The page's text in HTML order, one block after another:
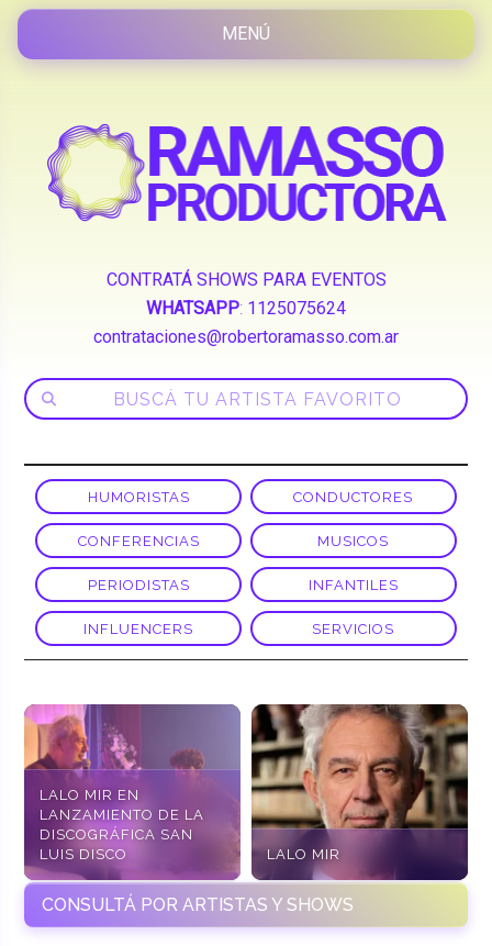
CONTRATÁ SHOWS PARA EVENTOS
WHATSAPP: 1125075624
contrataciones@robertoramasso.com.ar
HUMORISTAS CONDUCTORES
CONFERENCIAS MUSICOS
PERIODISTAS INFANTILES
INFLUENCERS SERVICIOS
LALO MIR EN
LANZAMIENTO DE LA
DISCOGRÁFICA SAN
LUIS DISCO
LALO MIR
CONSULTÁ POR ARTISTAS Y SHOWS